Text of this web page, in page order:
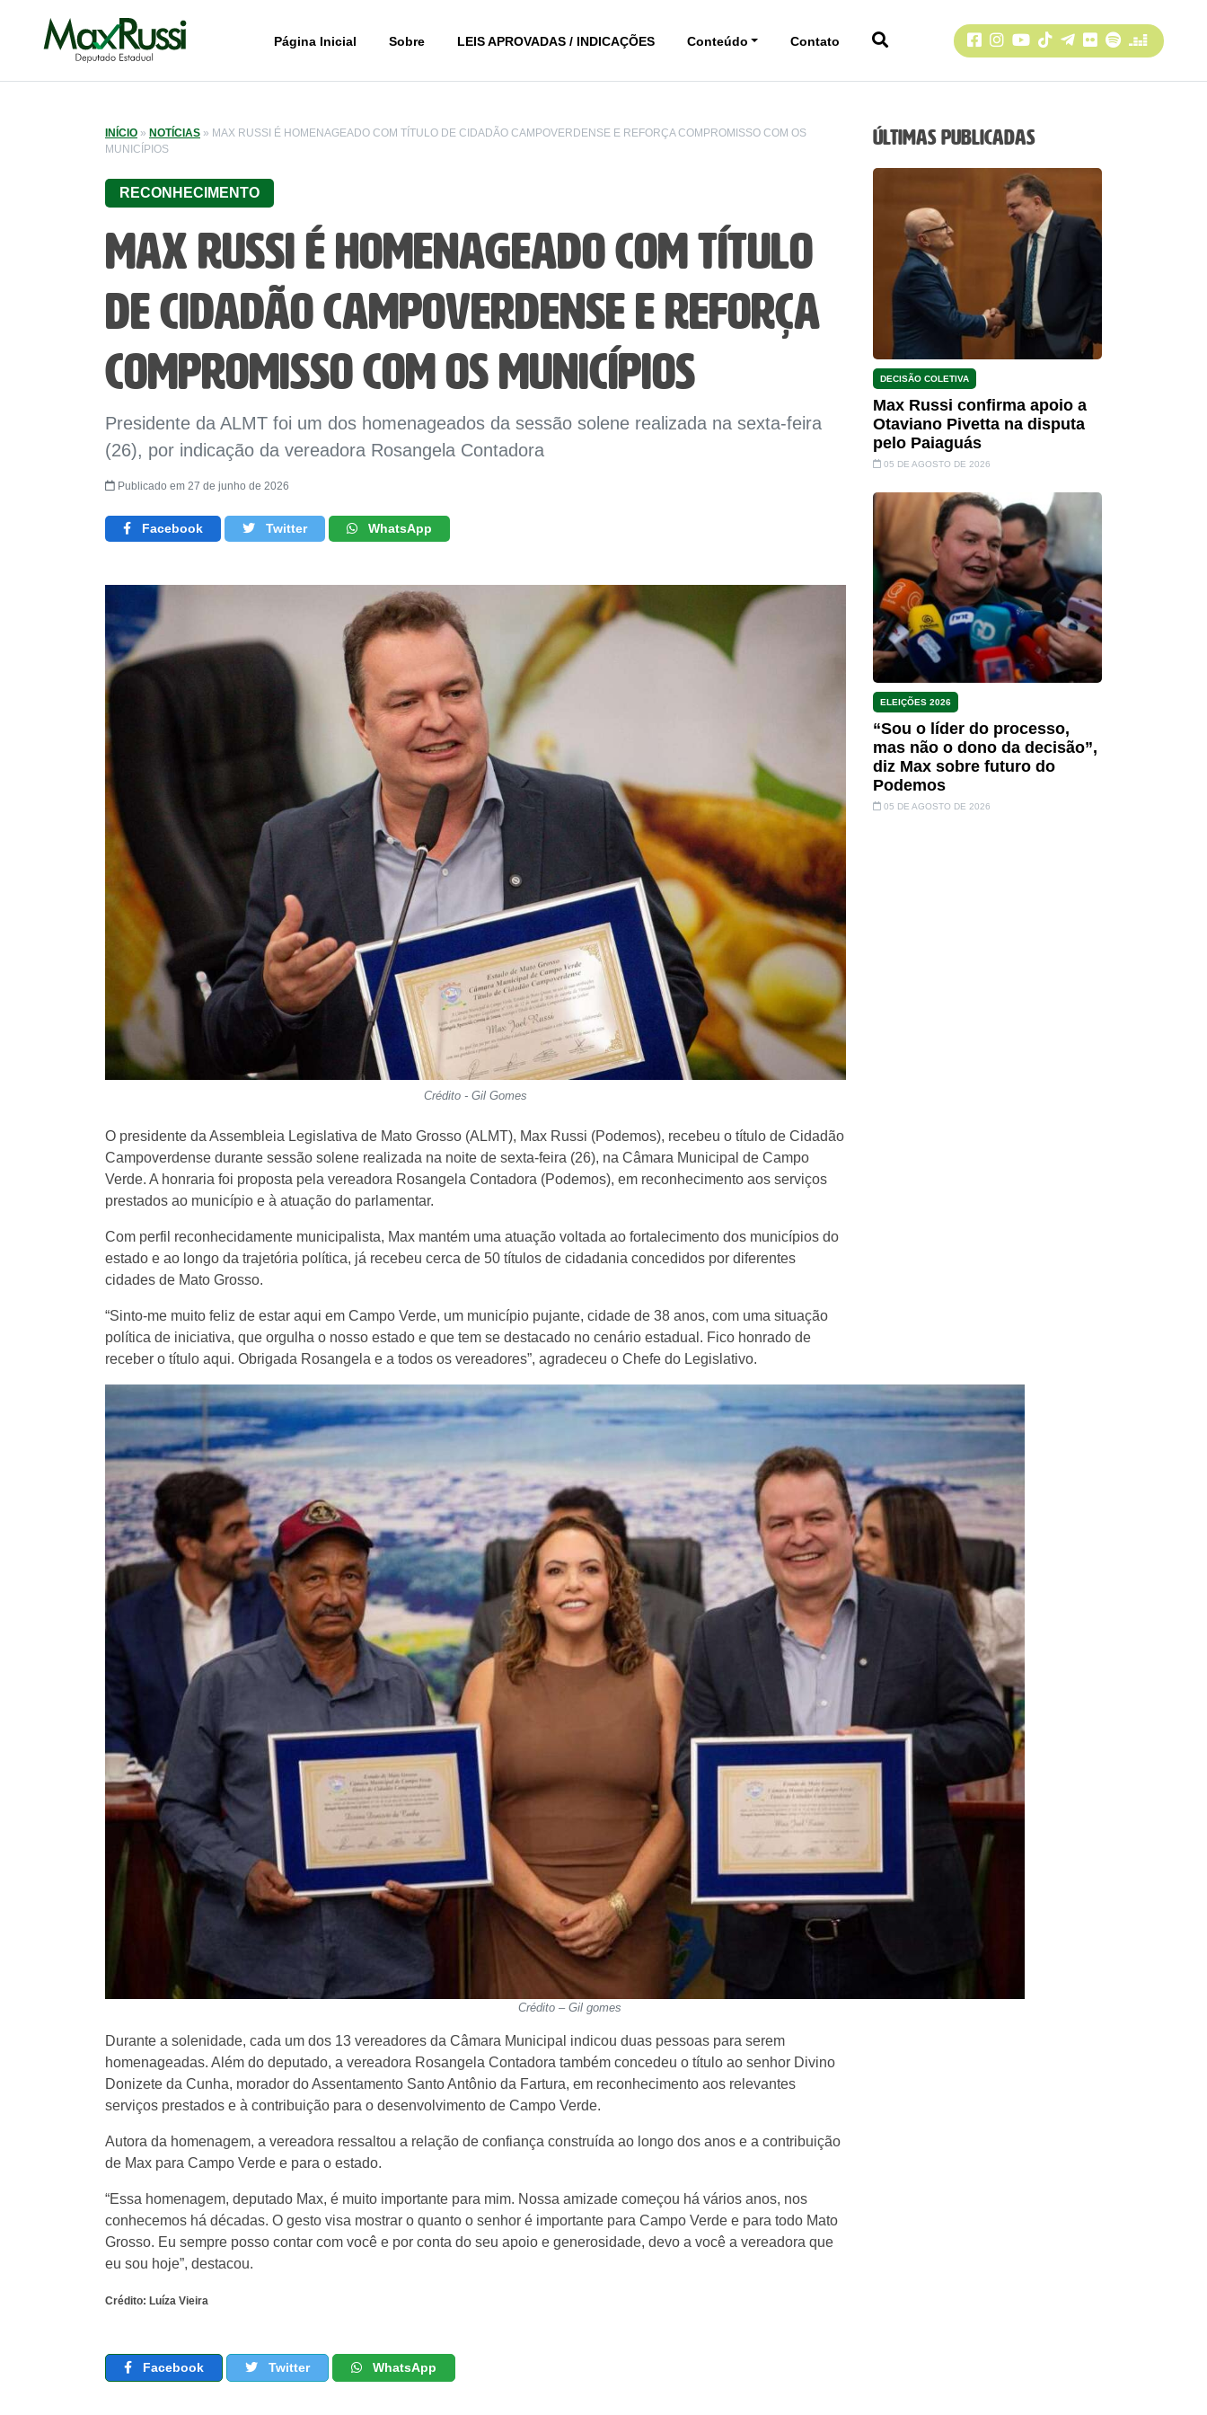
Página Inicial Sobre LEIS APROVADAS / INDICAÇÕES Conteúdo Contato Facebook
Instagram
YouTube
TikTokTelegram
FlickrSpotifyDeezer
INÍCIO » NOTÍCIAS » MAX RUSSI É HOMENAGEADO COM TÍTULO DE CIDADÃO CAMPOVERDENSE E REFORÇA COMPROMISSO COM OS
MUNICÍPIOS
RECONHECIMENTO
Max Russi é homenageado com título
de Cidadão Campoverdense e reforça
compromisso com os municípios
Presidente da ALMT foi um dos homenageados da sessão solene realizada na sexta-feira
(26), por indicação da vereadora Rosangela Contadora
Publicado em 27 de junho de 2026
Facebook Twitter WhatsApp
Crédito - Gil Gomes
O presidente da Assembleia Legislativa de Mato Grosso (ALMT), Max Russi (Podemos), recebeu o título de Cidadão
Campoverdense durante sessão solene realizada na noite de sexta-feira (26), na Câmara Municipal de Campo
Verde. A honraria foi proposta pela vereadora Rosangela Contadora (Podemos), em reconhecimento aos serviços
prestados ao município e à atuação do parlamentar.
Com perfil reconhecidamente municipalista, Max mantém uma atuação voltada ao fortalecimento dos municípios do
estado e ao longo da trajetória política, já recebeu cerca de 50 títulos de cidadania concedidos por diferentes
cidades de Mato Grosso.
“Sinto-me muito feliz de estar aqui em Campo Verde, um município pujante, cidade de 38 anos, com uma situação
política de iniciativa, que orgulha o nosso estado e que tem se destacado no cenário estadual. Fico honrado de
receber o título aqui. Obrigada Rosangela e a todos os vereadores”, agradeceu o Chefe do Legislativo.
Crédito – Gil gomes
Durante a solenidade, cada um dos 13 vereadores da Câmara Municipal indicou duas pessoas para serem
homenageadas. Além do deputado, a vereadora Rosangela Contadora também concedeu o título ao senhor Divino
Donizete da Cunha, morador do Assentamento Santo Antônio da Fartura, em reconhecimento aos relevantes
serviços prestados e à contribuição para o desenvolvimento de Campo Verde.
Autora da homenagem, a vereadora ressaltou a relação de confiança construída ao longo dos anos e a contribuição
de Max para Campo Verde e para o estado.
“Essa homenagem, deputado Max, é muito importante para mim. Nossa amizade começou há vários anos, nos
conhecemos há décadas. O gesto visa mostrar o quanto o senhor é importante para Campo Verde e para todo Mato
Grosso. Eu sempre posso contar com você e por conta do seu apoio e generosidade, devo a você a vereadora que
eu sou hoje”, destacou.
Crédito: Luíza Vieira
Facebook Twitter WhatsApp
Últimas Publicadas
DECISÃO COLETIVA
Max Russi confirma apoio a
Otaviano Pivetta na disputa
pelo Paiaguás
05 DE AGOSTO DE 2026
ELEIÇÕES 2026
“Sou o líder do processo,
mas não o dono da decisão”,
diz Max sobre futuro do
Podemos
05 DE AGOSTO DE 2026